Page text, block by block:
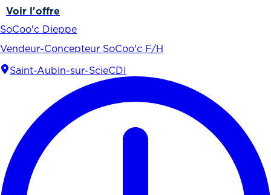
Voir l'offre
SoCoo'c Dieppe
Vendeur-Concepteur SoCoo'c F/H
Saint-Aubin-sur-ScieCDI